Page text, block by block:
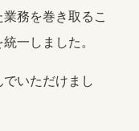
務を巻き取るこ
一しました。
いただけまし